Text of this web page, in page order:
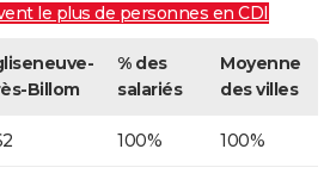
le plus de personnes en CDI
Billom
% des
salariés
Moyenne
des villes
100% 100%